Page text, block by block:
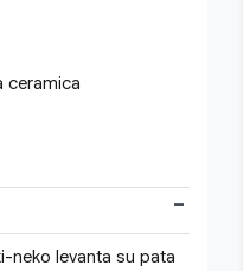
ceramica
neko levanta su pata